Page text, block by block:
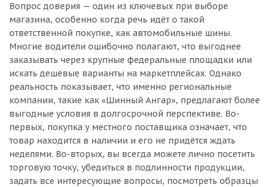
Вопрос доверия — один из ключевых при выборе
магазина, особенно когда речь идёт о такой
ответственной покупке, как автомобильные шины.
Многие водители ошибочно полагают, что выгоднее
заказывать через крупные федеральные площадки или
искать дешёвые варианты на маркетплейсах. Однако
реальность показывает, что именно региональные
компании, такие как «Шинный Ангар», предлагают более
выгодные условия в долгосрочной перспективе. Во-
первых, покупка у местного поставщика означает, что
товар находится в наличии и его не придётся ждать
неделями. Во-вторых, вы всегда можете лично посетить
торговую точку, убедиться в подлинности продукции,
задать все интересующие вопросы, посмотреть образцы